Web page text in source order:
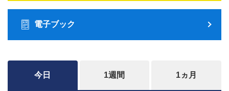
電子ブック
今日 1週間 1ヵ月